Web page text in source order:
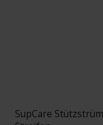
SupCare